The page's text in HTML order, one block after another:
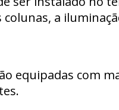
colunas, a
equipadas com